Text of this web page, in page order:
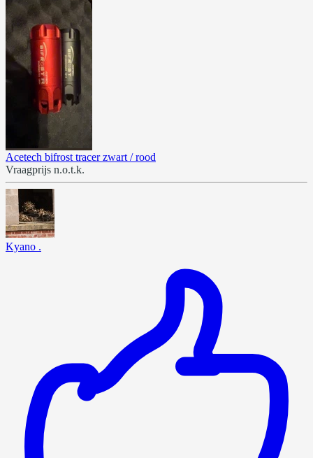
Acetech bifrost tracer zwart / rood
Vraagprijs n.o.t.k.
Kyano .